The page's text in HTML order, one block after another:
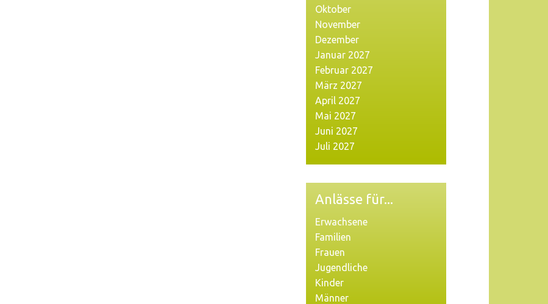
Oktober
November
Dezember
Januar 2027
Februar 2027
März 2027
April 2027
Mai 2027
Juni 2027
Juli 2027
Anlässe für...
Erwachsene
Familien
Frauen
Jugendliche
Kinder
Männer